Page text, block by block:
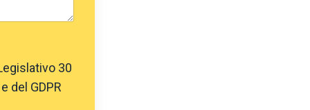
30
del GDPR